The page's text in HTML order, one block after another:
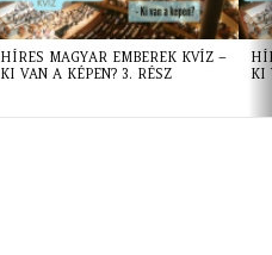
HÍRES MAGYAR EMBEREK KVÍZ –
KI VAN A KÉPEN? 3. RÉSZ
KI